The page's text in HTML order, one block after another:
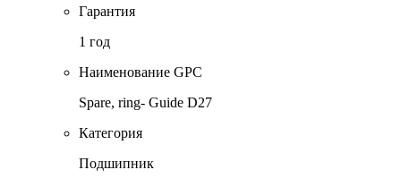
Гарантия
1 год
Наименование GPC
Spare, ring- Guide D27
Категория
Подшипник